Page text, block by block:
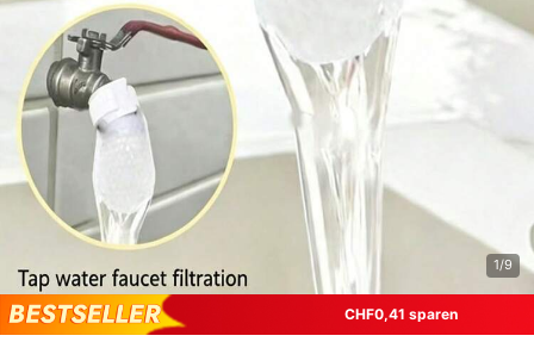
1/9
CHF0,41 sparen